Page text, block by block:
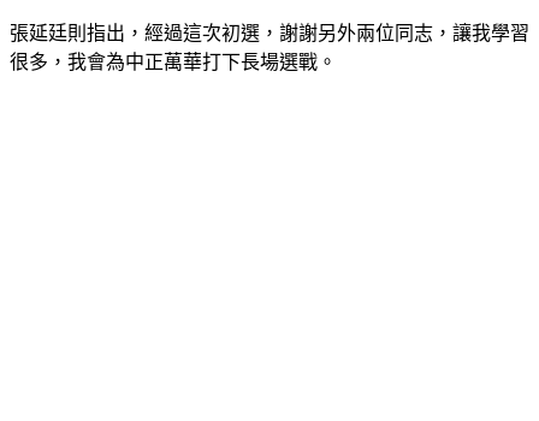
張延廷則指出，經過這次初選，謝謝另外兩位同志，讓我學習
很多，我會為中正萬華打下長場選戰。